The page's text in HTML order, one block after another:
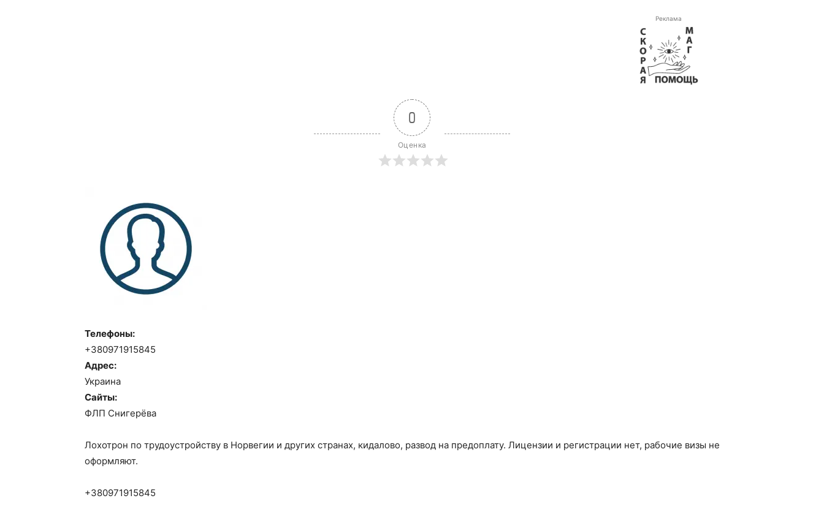
Реклама
0
Оценка
Телефоны:
+380971915845
Адрес:
Украина
Сайты:
ФЛП Снигерёва
Лохотрон по трудоустройству в Норвегии и других странах, кидалово, развод на предоплату. Лицензии и регистрации нет, рабочие визы не
оформляют.
+380971915845